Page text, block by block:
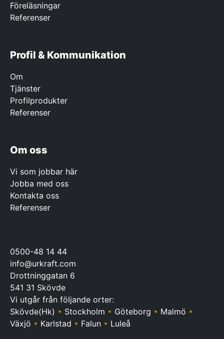
Föreläsningar
Referenser
Profil & Kommunikation
Om
Tjänster
Profilprodukter
Referenser
Om oss
Vi som jobbar här
Jobba med oss
Kontakta oss
Referenser
0500-48 14 44
info@urkraft.com
Drottninggatan 6
541 31 Skövde
Vi utgår från följande orter:
Skövde(Hk) • Stockholm • Göteborg • Malmö •
Växjö • Karlstad • Falun • Luleå